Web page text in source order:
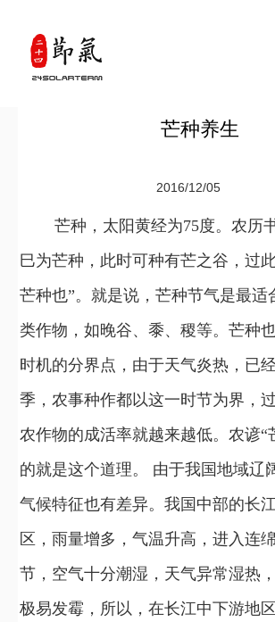
芒种养生
2016/12/05
芒种，太阳黄经为75度。农历
巳为芒种，此时可种有芒之谷，过
芒种也”。就是说，芒种节气是最适
类作物，如晚谷、黍、稷等。芒种
时机的分界点，由于天气炎热，已
季，农事种作都以这一时节为界，
农作物的成活率就越来越低。农谚“
的就是这个道理。 由于我国地域辽
气候特征也有差异。我国中部的长
区，雨量增多，气温升高，进入连
节，空气十分潮湿，天气异常湿热
极易发霉，所以，在长江中下游地